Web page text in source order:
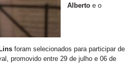
Alberto e o
foram selecionados para participar de
promovido entre 29 de julho e 06 de